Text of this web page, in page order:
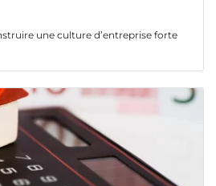
une culture d’entreprise forte